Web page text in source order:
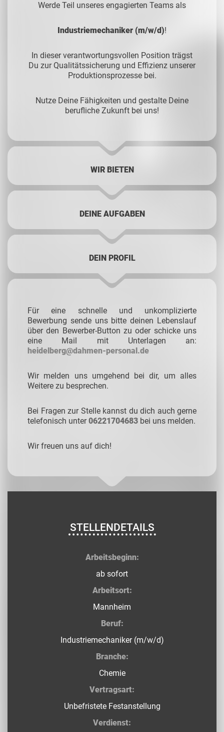
Werde Teil unseres engagierten Teams als
Industriemechaniker (m/w/d)!
In dieser verantwortungsvollen Position trägst
Du zur Qualitätssicherung und Effizienz unserer
Produktionsprozesse bei.
Nutze Deine Fähigkeiten und gestalte Deine
berufliche Zukunft bei uns!
WIR BIETEN
DEINE AUFGABEN
DEIN PROFIL
Für eine schnelle und unkomplizierte
Bewerbung sende uns bitte deinen Lebenslauf
über den Bewerber-Button zu oder schicke uns
eine Mail mit Unterlagen an:
heidelberg@dahmen-personal.de
Wir melden uns umgehend bei dir, um alles
Weitere zu besprechen.
Bei Fragen zur Stelle kannst du dich auch gerne
telefonisch unter 06221704683 bei uns melden.
Wir freuen uns auf dich!
STELLENDETAILS
Arbeitsbeginn:
ab sofort
Arbeitsort:
Mannheim
Beruf:
Industriemechaniker (m/w/d)
Branche:
Chemie
Vertragsart:
Unbefristete Festanstellung
Verdienst: